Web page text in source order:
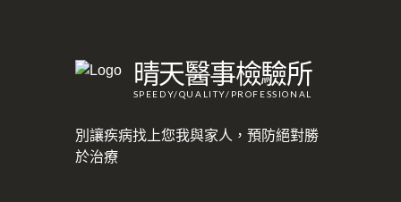
晴天醫事檢驗所
SPEEDY/QUALITY/PROFESSIONAL
別讓疾病找上您我與家人，預防絕對勝
於治療